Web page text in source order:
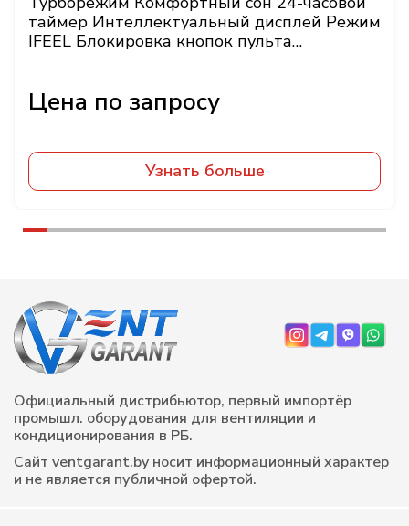
таймер Интеллектуальный дисплей Режим
IFEEL Блокировка кнопок пульта
Узнать больше
Официальный дистрибьютор, первый импортёр
промышл. оборудования для вентиляции и
кондиционирования в РБ.
Сайт ventgarant.by носит информационный характер
и не является публичной офертой.